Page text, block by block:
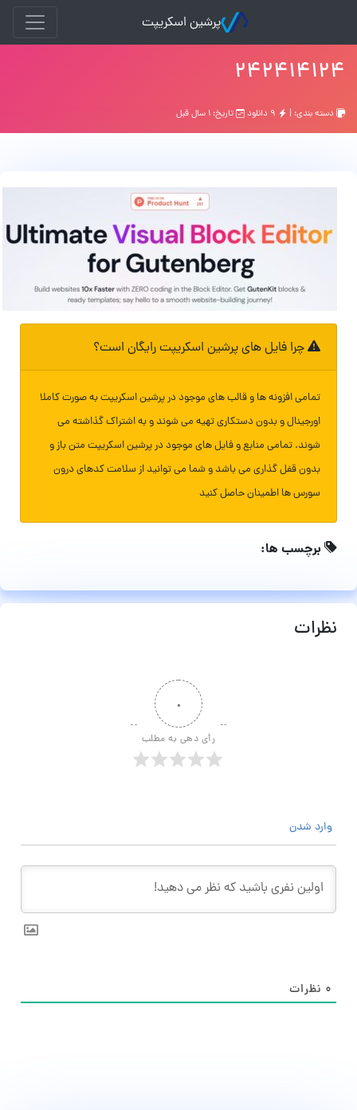
پرشین اسکریپت
۲۴۲۴۱۴۱۲۴
دسته بندی: | تاریخ: ۱ سال قبل
چرا فایل های پرشین اسکریپت رایگان است؟
تمامی افزونه ها و قالب های موجود در پرشین اسکریپت به صورت کاملا
اورجینال و بدون دستکاری تهیه می شوند و به اشتراک گذاشته می
شوند. تمامی منابع و فایل های موجود در پرشین اسکریپت متن باز و
بدون قفل گذاری می باشد و شما می توانید از سلامت کدهای درون
سورس ها اطمینان حاصل کنید
برچسب ها:
نظرات
۰
رأی دهی به مطلب
وارد شدن
۰ نظرات